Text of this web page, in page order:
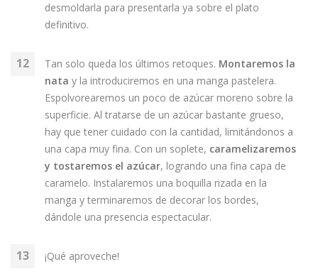
desmoldarla para presentarla ya sobre el plato
definitivo.
Tan solo queda los últimos retoques. Montaremos la
nata y la introduciremos en una manga pastelera.
Espolvorearemos un poco de azúcar moreno sobre la
superficie. Al tratarse de un azúcar bastante grueso,
hay que tener cuidado con la cantidad, limitándonos a
una capa muy fina. Con un soplete, caramelizaremos
y tostaremos el azúcar, logrando una fina capa de
caramelo. Instalaremos una boquilla rizada en la
manga y terminaremos de decorar los bordes,
dándole una presencia espectacular.
¡Qué aproveche!